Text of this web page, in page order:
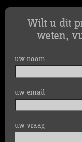
Wilt u dit
weten,
uw naam
uw email
uw vraag